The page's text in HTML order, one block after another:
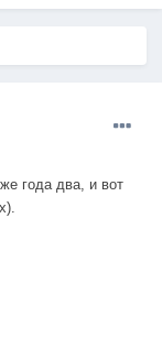
года два, и вот